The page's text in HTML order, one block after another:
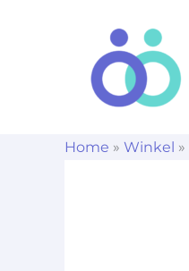
Home » Winkel »